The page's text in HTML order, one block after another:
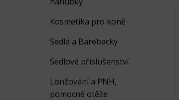
Kosmetika pro koně
Sedla a Barebacky
Sedlové příslušenství
Lonžování a PNH,
pomocné otěže